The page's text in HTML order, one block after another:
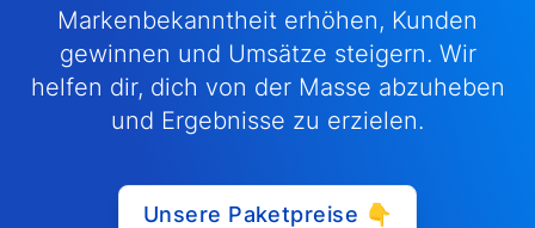
Markenbekanntheit erhöhen, Kunden
gewinnen und Umsätze steigern. Wir
helfen dir, dich von der Masse abzuheben
und Ergebnisse zu erzielen.
Unsere Paketpreise 👇